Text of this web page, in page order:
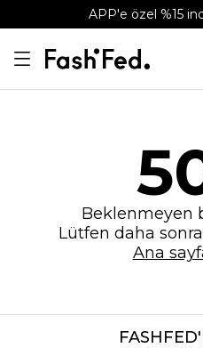
APP'e özel %15
Beklenmeyen
Lütfen daha
Ana